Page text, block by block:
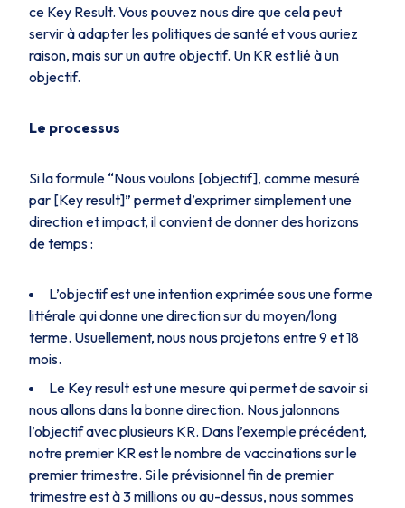
ce Key Result. Vous pouvez nous dire que cela peut
servir à adapter les politiques de santé et vous auriez
raison, mais sur un autre objectif. Un KR est lié à un
objectif.
Le processus
Si la formule “Nous voulons [objectif], comme mesuré
par [Key result]” permet d’exprimer simplement une
direction et impact, il convient de donner des horizons
de temps :
L’objectif est une intention exprimée sous une forme
littérale qui donne une direction sur du moyen/long
terme. Usuellement, nous nous projetons entre 9 et 18
mois.
Le Key result est une mesure qui permet de savoir si
nous allons dans la bonne direction. Nous jalonnons
l’objectif avec plusieurs KR. Dans l’exemple précédent,
notre premier KR est le nombre de vaccinations sur le
premier trimestre. Si le prévisionnel fin de premier
trimestre est à 3 millions ou au-dessus, nous sommes